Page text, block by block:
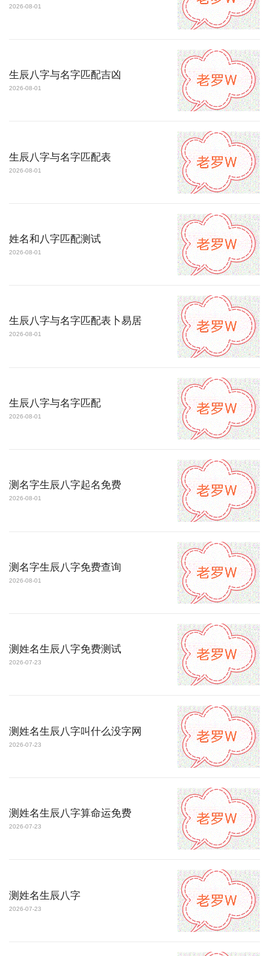
2026-08-01
生辰八字与名字匹配吉凶
2026-08-01
生辰八字与名字匹配表
2026-08-01
姓名和八字匹配测试
2026-08-01
生辰八字与名字匹配表卜易居
2026-08-01
生辰八字与名字匹配
2026-08-01
测名字生辰八字起名免费
2026-08-01
测名字生辰八字免费查询
2026-08-01
测姓名生辰八字免费测试
2026-07-23
测姓名生辰八字叫什么没字网
2026-07-23
测姓名生辰八字算命运免费
2026-07-23
测姓名生辰八字
2026-07-23